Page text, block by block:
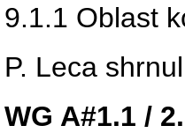
9.1.1 Oblast
P. Leca
WG A#1.1 /